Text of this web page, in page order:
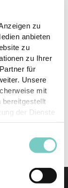
zu
anbieten
zu
zu Ihrer
für
Unsere
mit
bereitgestellt
der Dienste